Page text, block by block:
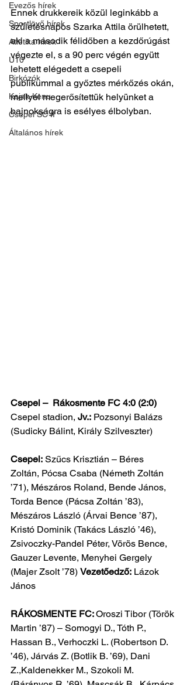
Evezős hírek
Sportlövő hírek
Atlétika hírek
U10
Birkózók
Kajak-Kenu
Csepel SC II
Általános hírek
Ennek drukkereik közül leginkább a
születésnapos Szarka Attila örülhetett,
aki a második félidőben a kezdőrúgást
végezte el, s a 90 perc végén együtt
lehetett elégedett a csepeli
publikummal a győztes mérkőzés okán,
mellyel megerősítettük helyünket a
bajnokságra is esélyes élbolyban.
Csepel –  Rákosmente FC 4:0 (2:0)
Csepel stadion, Jv.: Pozsonyi Balázs
(Sudicky Bálint, Király Szilveszter)
Csepel: Szűcs Krisztián – Béres
Zoltán, Pócsa Csaba (Németh Zoltán
’71), Mészáros Roland, Bende János,
Torda Bence (Pácsa Zoltán ’83),
Mészáros László (Árvai Bence ’87),
Kristó Dominik (Takács László ’46),
Zsivoczky-Pandel Péter, Vörös Bence,
Gauzer Levente, Menyhei Gergely
(Majer Zsolt ’78) Vezetőedző: Lázok
János
RÁKOSMENTE FC: Oroszi Tibor (Török
Martin ’87) – Somogyi D., Tóth P.,
Hassan B., Verhoczki L. (Robertson D.
’46), Járvás Z. (Botlik B. ’69), Dani
Z.,Kaldenekker M., Szokoli M.